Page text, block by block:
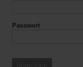
Passwort